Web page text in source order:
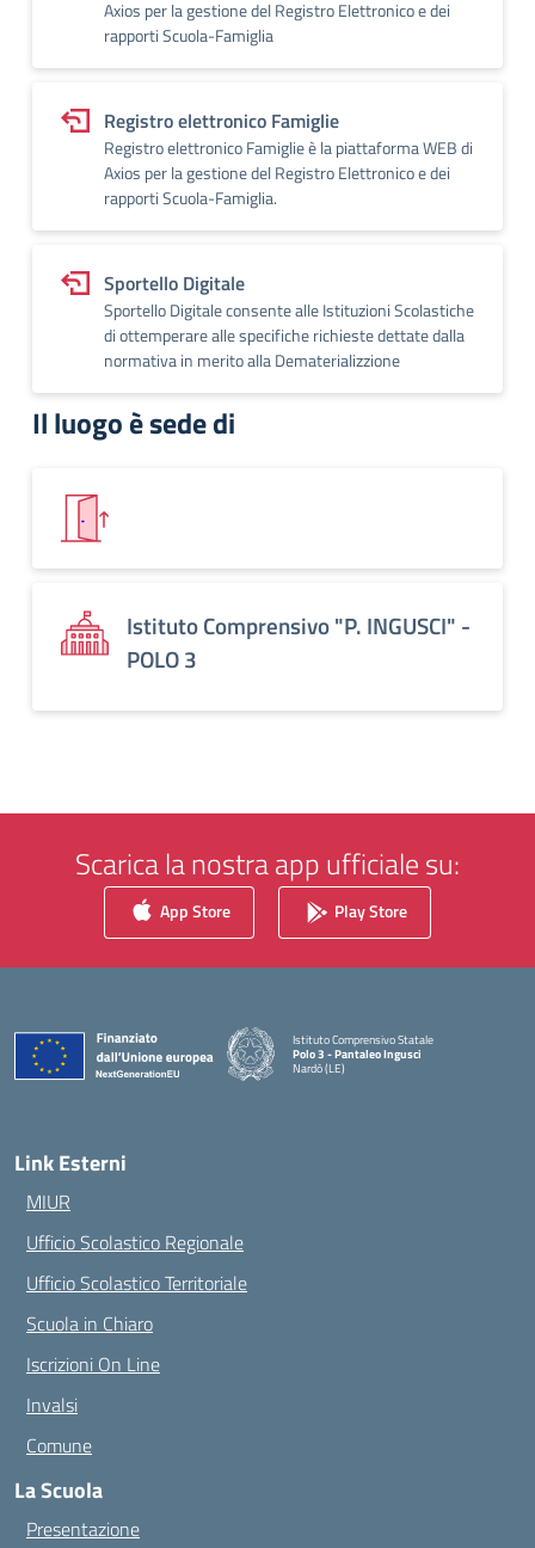
Axios per la gestione del Registro Elettronico e dei
rapporti Scuola-Famiglia
Registro elettronico Famiglie
Registro elettronico Famiglie è la piattaforma WEB di
Axios per la gestione del Registro Elettronico e dei
rapporti Scuola-Famiglia.
Sportello Digitale
Sportello Digitale consente alle Istituzioni Scolastiche
di ottemperare alle specifiche richieste dettate dalla
normativa in merito alla Dematerializzione
Il luogo è sede di
Istituto Comprensivo "P. INGUSCI" -
POLO 3
Scarica la nostra app ufficiale su:
App Store Play Store
Istituto Comprensivo Statale
Polo 3 - Pantaleo Ingusci
Nardò (LE)
Link Esterni
MIUR
Ufficio Scolastico Regionale
Ufficio Scolastico Territoriale
Scuola in Chiaro
Iscrizioni On Line
Invalsi
Comune
La Scuola
Presentazione